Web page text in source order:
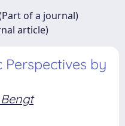
of a journal)
article)
Perspectives by